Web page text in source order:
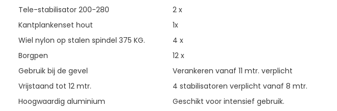
Tele-stabilisator 200-280
2 x
Kantplankenset hout
1x
Wiel nylon op stalen spindel 375 KG.
4 x
Borgpen
12 x
Gebruik bij de gevel
Verankeren vanaf 11 mtr. verplicht
Vrijstaand tot 12 mtr.
4 stabilisatoren verplicht vanaf 8 mtr.
Hoogwaardig aluminium
Geschikt voor intensief gebruik.